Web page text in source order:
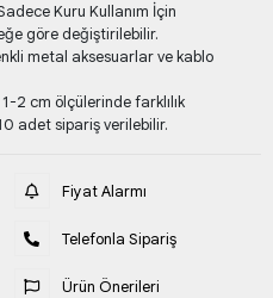
Kuru Kullanım İçin
göre değiştirilebilir.
metal aksesuarlar ve kablo
2 cm ölçülerinde farklılık
adet sipariş verilebilir.
Fiyat Alarmı
Telefonla Sipariş
Ürün Önerileri